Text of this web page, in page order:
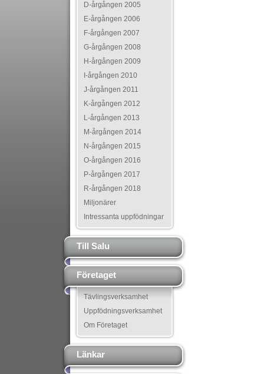
D-årgången 2005
E-årgången 2006
F-årgången 2007
G-årgången 2008
H-årgången 2009
I-årgången 2010
J-årgången 2011
K-årgången 2012
L-årgången 2013
M-årgången 2014
N-årgången 2015
O-årgången 2016
P-årgången 2017
R-årgången 2018
Miljonärer
Intressanta uppfödningar
Till Salu
Företaget
Tävlingsverksamhet
Uppfödningsverksamhet
Om Företaget
Länkar